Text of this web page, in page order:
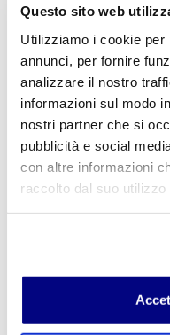
Questo sito web
Utilizziamo i cookie per
annunci, per fornire
analizzare il nostro
informazioni sul modo
nostri partner che si
pubblicità e social
con altre informazioni
raccolto dal suo utilizzo
-
Molè, 5C INFO)
- Carlo Levi: https://
su-carlo-levi(Leonardo
- Giovanni Giudici:
Huang, 5D INFO)
Istituto Paritario S. Freud
paritaria: Istituto
Turismo, Liceo delle
Via Accademia, 26/29 Milano